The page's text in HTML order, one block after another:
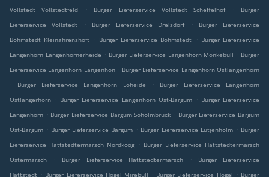
Vollstedt Vollstedtfeld
. Burger Lieferservice Vollstedt Scheffelhof .
Burger
Lieferservice Vollstedt
. Burger Lieferservice Drelsdorf .
Burger Lieferservice
Bohmstedt Kleinahrenshöft
. Burger Lieferservice Bohmstedt . Burger Lieferservice
Langenhorn Langenhornerheide . Burger Lieferservice Langenhorn Mönkebüll . Burger
Lieferservice Langenhorn Langenhon . Burger Lieferservice Langenhorn Ostlangenhorn
.
Burger Lieferservice Langenhorn Loheide .
Burger Lieferservice Langenhorn
Ostlangerhorn . Burger Lieferservice Langenhorn Ost-Bargum . Burger Lieferservice
Langenhorn . Burger Lieferservice Bargum Soholmbrück . Burger Lieferservice Bargum
Ost-Bargum . Burger Lieferservice Bargum . Burger Lieferservice Lütjenholm . Burger
Lieferservice Hattstedtermarsch Nordkoog . Burger Lieferservice Hattstedtermarsch
Ostermarsch
. Burger Lieferservice Hattstedtermarsch .
Burger Lieferservice
Hattstedt . Burger Lieferservice Högel Mirebüll . Burger Lieferservice Högel . Burger